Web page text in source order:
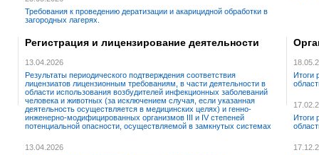
Требования к проведению дератизации и акарицидной обработки в
загородных лагерях.
Регистрация и лицензирование деятельности
13.04.2026
Результаты периодического подтверждения соответствия
лицензиатов лицензионным требованиям, в части деятельности в
области использования возбудителей инфекционных заболеваний
человека и животных (за исключением случая, если указанная
деятельность осуществляется в медицинских целях) и генно-
инженерно-модифицированных организмов III и IV степеней
потенциальной опасности, осуществляемой в замкнутых системах
13.04.2026
Итоги
Итоги